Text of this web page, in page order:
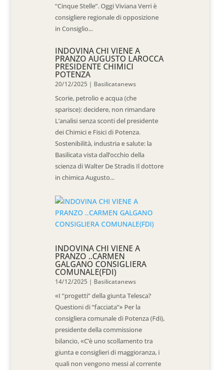
“Cinque Stelle”. Oggi Viviana Verri è
consigliere regionale di opposizione
in Consiglio...
INDOVINA CHI VIENE A
PRANZO AUGUSTO LAROCCA
PRESIDENTE CHIMICI
POTENZA
20/12/2025 | Basilicatanews
Scorie, petrolio e acqua (che
sparisce): decidere, non rimandare
L’analisi senza sconti del presidente
dei Chimici e Fisici di Potenza.
Sostenibilità, industria e salute: la
Basilicata vista dall’occhio della
scienza di Walter De Stradis Il dottore
in chimica Augusto...
INDOVINA CHI VIENE A
PRANZO ..CARMEN
GALGANO CONSIGLIERA
COMUNALE(FDI)
14/12/2025 | Basilicatanews
«I “progetti” della giunta Telesca?
Questioni di “facciata”» Per la
consigliera comunale di Potenza (Fdi),
presidente della commissione
bilancio, «C’è uno scollamento tra
giunta e consiglieri di maggioranza, i
quali non vengono messi al corrente